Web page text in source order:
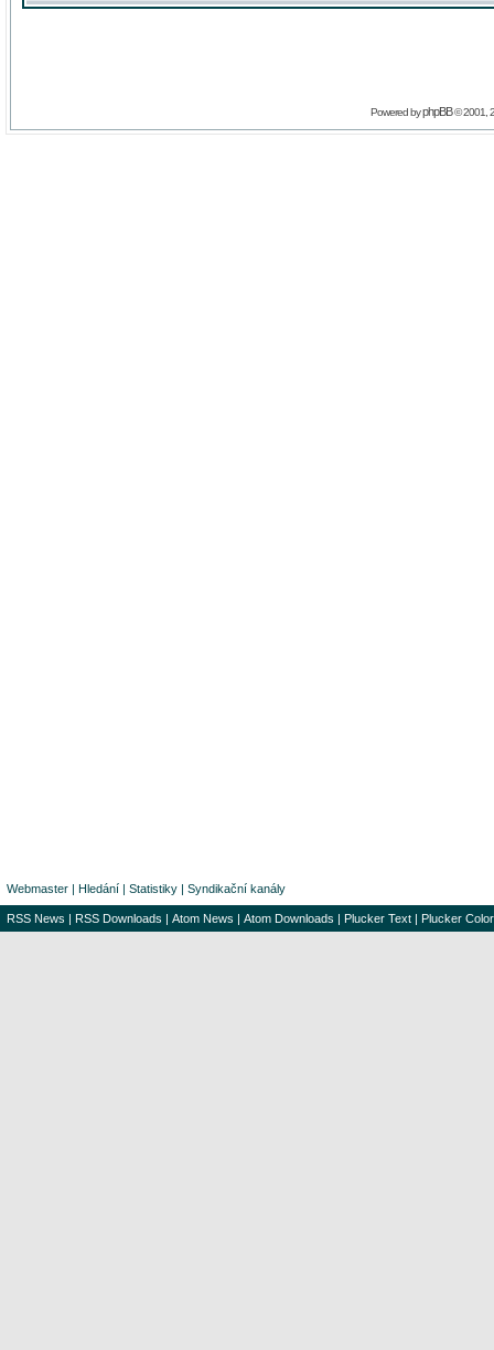
Powered byphpBB© 2001,
Webmaster | Hledání | Statistiky | Syndikační kanály
RSS News | RSS Downloads | Atom News | Atom Downloads | Plucker Text | Plucker Color